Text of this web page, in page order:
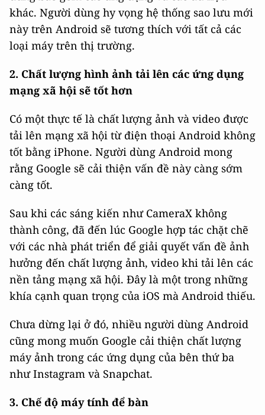
khác. Người dùng hy vọng hệ thống sao lưu mới
này trên Android sẽ tương thích với tất cả các
loại máy trên thị trường.
2. Chất lượng hình ảnh tải lên các ứng dụng
mạng xã hội sẽ tốt hơn
Có một thực tế là chất lượng ảnh và video được
tải lên mạng xã hội từ điện thoại Android không
tốt bằng iPhone. Người dùng Android mong
rằng Google sẽ cải thiện vấn đề này càng sớm
càng tốt.
Sau khi các sáng kiến như CameraX không
thành công, đã đến lúc Google hợp tác chặt chẽ
với các nhà phát triển để giải quyết vấn đề ảnh
hưởng đến chất lượng ảnh, video khi tải lên các
nền tảng mạng xã hội. Đây là một trong những
khía cạnh quan trọng của iOS mà Android thiếu.
Chưa dừng lại ở đó, nhiều người dùng Android
cũng mong muốn Google cải thiện chất lượng
máy ảnh trong các ứng dụng của bên thứ ba
như Instagram và Snapchat.
3. Chế độ máy tính để bàn